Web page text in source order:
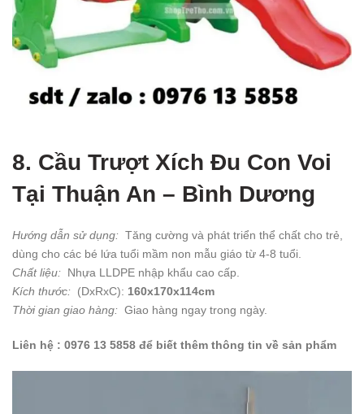
8. Cầu Trượt Xích Đu Con Voi
Tại Thuận An – Bình Dương
Hướng dẫn sử dụng: Tăng cường và phát triển thể chất cho trẻ,
dùng cho các bé lứa tuổi mầm non mẫu giáo từ 4-8 tuổi.
Chất liệu: Nhựa LLDPE nhập khẩu cao cấp.
Kích thước: (DxRxC): 160x170x114cm
Thời gian giao hàng: Giao hàng ngay trong ngày.
Liên hệ : 0976 13 5858 để biết thêm thông tin về sản phẩm